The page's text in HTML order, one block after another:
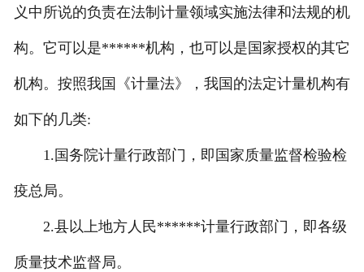
义中所说的负责在法制计量领域实施法律和法规的机
构。它可以是******机构，也可以是国家授权的其它
机构。按照我国《计量法》，我国的法定计量机构有
如下的几类:
1.国务院计量行政部门，即国家质量监督检验检
疫总局。
2.县以上地方人民******计量行政部门，即各级
质量技术监督局。